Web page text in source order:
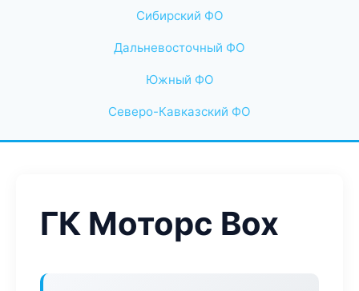
Сибирский ФО
Дальневосточный ФО
Южный ФО
Северо-Кавказский ФО
ГК Моторс Box